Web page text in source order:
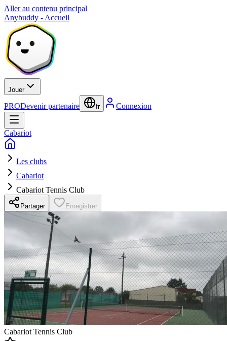
Aller au contenu principal
Anybuddy - Accueil
Jouer
PRODevenir partenaire fr Connexion
Cabariot
Les clubs
Cabariot
Cabariot Tennis Club
Partager Enregistrer
Cabariot Tennis Club